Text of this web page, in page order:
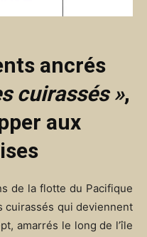
ancrés
cuirassés »,
aux
de la flotte du Pacifique
cuirassés qui deviennent
amarrés le long de l’île